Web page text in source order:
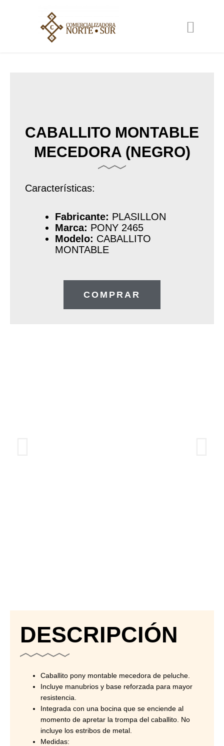
CABALLITO MONTABLE
MECEDORA (NEGRO)
Características:
Fabricante: PLASILLON
Marca: PONY 2465
Modelo: CABALLITO
MONTABLE
COMPRAR
DESCRIPCIÓN
Caballito pony montable mecedora de peluche.
Incluye manubrios y base reforzada para mayor
resistencia.
Integrada con una bocina que se enciende al
momento de apretar la trompa del caballito. No
incluye los estribos de metal.
Medidas: